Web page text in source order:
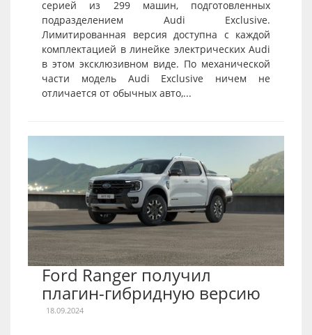
серией из 299 машин, подготовленных
подразделением Audi Exclusive.
Лимитированная версия доступна с каждой
комплектацией в линейке электрических Audi
в этом эксклюзивном виде. По механической
части модель Audi Exclusive ничем не
отличается от обычных авто,...
Ford Ranger получил
плагин-гибридную версию
18.09.2024